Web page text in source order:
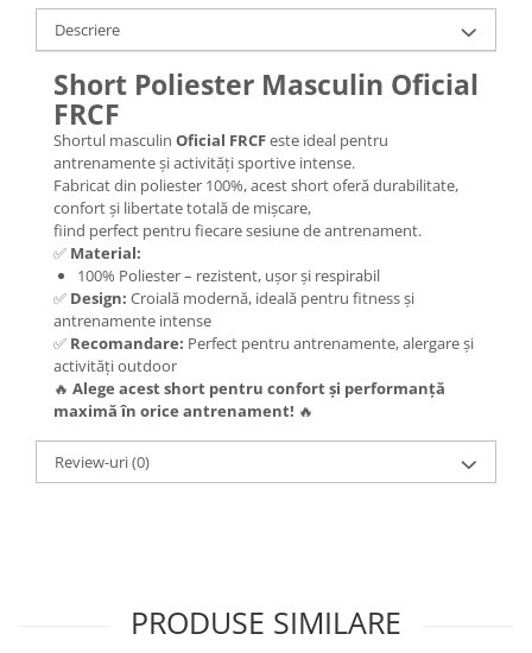
Descriere
Short Poliester Masculin Oficial
FRCF
Shortul masculin Oficial FRCFeste ideal pentru
antrenamente și activități sportive intense.
Fabricat din poliester 100%, acest short oferă durabilitate,
confort și libertate totală de mișcare,
fiind perfect pentru fiecare sesiune de antrenament.
✅ Material:
100% Poliester – rezistent, ușor și respirabil
✅ Design: Croială modernă, ideală pentru fitness și
antrenamente intense
✅ Recomandare: Perfect pentru antrenamente, alergare și
activități outdoor
🔥 Alege acest short pentru confort și performanță
maximă în orice antrenament! 🔥
Review-uri(0)
PRODUSE SIMILARE